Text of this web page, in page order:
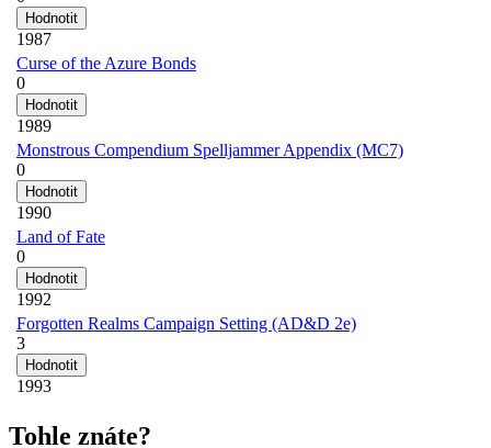
1987
Curse of the Azure Bonds
0
1989
Monstrous Compendium Spelljammer Appendix (MC7)
0
1990
Land of Fate
0
1992
Forgotten Realms Campaign Setting (AD&D 2e)
3
1993
Tohle znáte?